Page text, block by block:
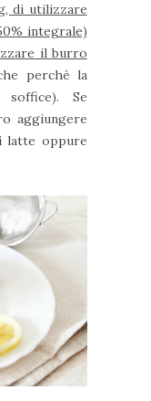
di utilizzare
integrale)
il burro
perché la
Se
aggiungere
latte oppure